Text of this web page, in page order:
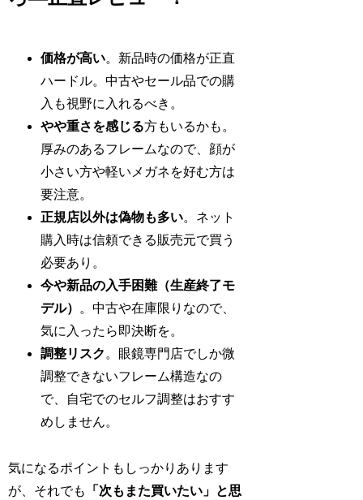
価格が高い。新品時の価格が正直
ハードル。中古やセール品での購
入も視野に入れるべき。
やや重さを感じる方もいるかも。
厚みのあるフレームなので、顔が
小さい方や軽いメガネを好む方は
要注意。
正規店以外は偽物も多い。ネット
購入時は信頼できる販売元で買う
必要あり。
今や新品の入手困難（生産終了モ
デル）
。中古や在庫限りなので、
気に入ったら即決断を。
調整リスク 。眼鏡専門店でしか微
調整できないフレーム構造なの
で、自宅でのセルフ調整はおすす
めしません。
気になるポイントもしっかりあります
が、それでも
「次もまた買いたい」と思